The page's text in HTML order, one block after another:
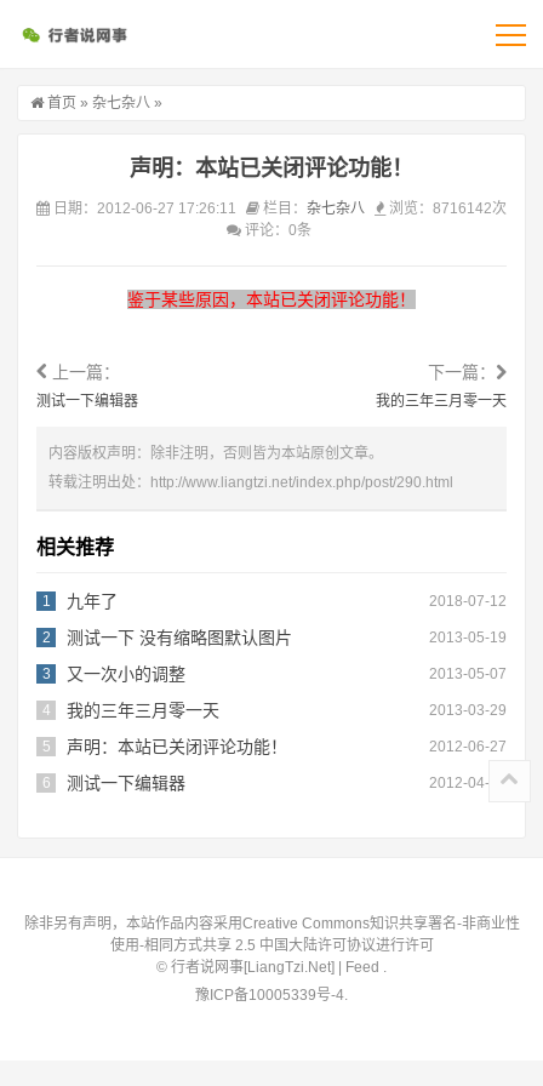
首页 » 杂七杂八 »
声明：本站已关闭评论功能！
日期：2012-06-27 17:26:11 栏目： 杂七杂八
浏览：8716142次
评论：0条
鉴于某些原因，本站已关闭评论功能！
上一篇：
测试一下编辑器
下一篇：
我的三年三月零一天
内容版权声明：除非注明，否则皆为本站原创文章。
转载注明出处： http://www.liangtzi.net/index.php/post/290.html
相关推荐
2018-07-12
1 九年了
2013-05-19
2 测试一下 没有缩略图默认图片
2013-05-07
3 又一次小的调整
2013-03-29
4 我的三年三月零一天
2012-06-27
5 声明：本站已关闭评论功能！
2012-04-23
6 测试一下编辑器
除非另有声明，本站作品内容采用Creative Commons知识共享署名-非商业性
使用-相同方式共享 2.5 中国大陆许可协议进行许可
© 行者说网事[LiangTzi.Net] | Feed
豫ICP备10005339号-4